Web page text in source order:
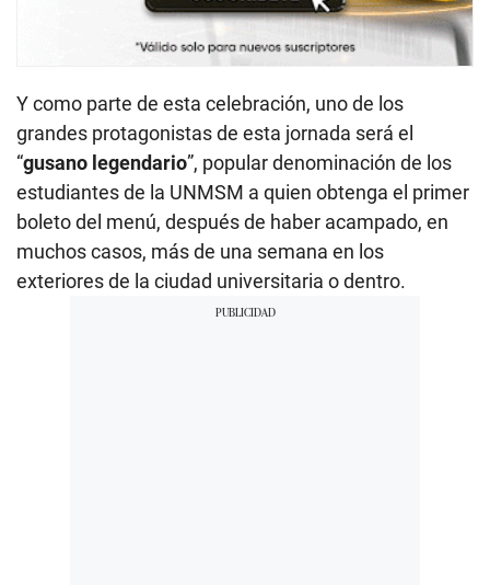
Y como parte de esta celebración, uno de los
grandes protagonistas de esta jornada será el
“gusano legendario”, popular denominación de los
estudiantes de la UNMSM a quien obtenga el primer
boleto del menú, después de haber acampado, en
muchos casos, más de una semana en los
exteriores de la ciudad universitaria o dentro.